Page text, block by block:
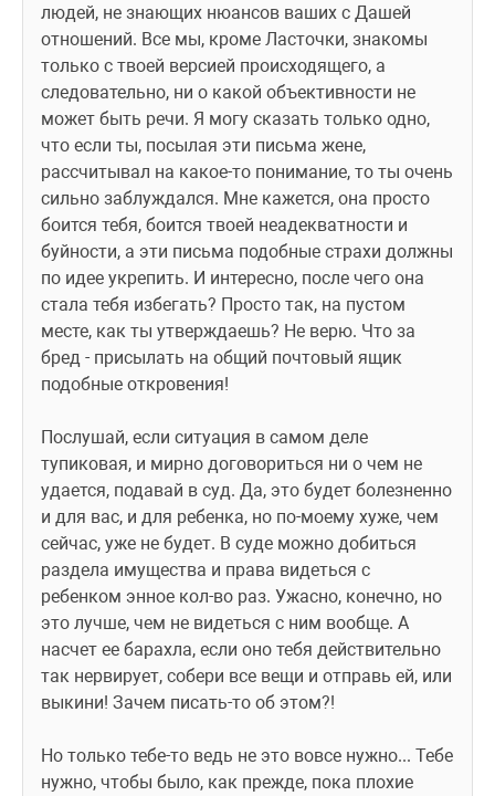
людей, не знающих нюансов ваших с Дашей
отношений. Все мы, кроме Ласточки, знакомы
только с твоей версией происходящего, а
следовательно, ни о какой объективности не
может быть речи. Я могу сказать только одно,
что если ты, посылая эти письма жене,
рассчитывал на какое-то понимание, то ты очень
сильно заблуждался. Мне кажется, она просто
боится тебя, боится твоей неадекватности и
буйности, а эти письма подобные страхи должны
по идее укрепить. И интересно, после чего она
стала тебя избегать? Просто так, на пустом
месте, как ты утверждаешь? Не верю. Что за
бред - присылать на общий почтовый ящик
подобные откровения!
Послушай, если ситуация в самом деле
тупиковая, и мирно договориться ни о чем не
удается, подавай в суд. Да, это будет болезненно
и для вас, и для ребенка, но по-моему хуже, чем
сейчас, уже не будет. В суде можно добиться
раздела имущества и права видеться с
ребенком энное кол-во раз. Ужасно, конечно, но
это лучше, чем не видеться с ним вообще. А
насчет ее барахла, если оно тебя действительно
так нервирует, собери все вещи и отправь ей, или
выкини! Зачем писать-то об этом?!
Но только тебе-то ведь не это вовсе нужно... Тебе
нужно, чтобы было, как прежде, пока плохие